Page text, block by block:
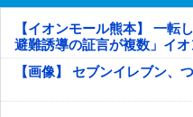
【イオンモール熊本】 一転
避難誘導の証言が複数」イ
疑い
【画像】 セブンイレブン、